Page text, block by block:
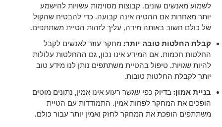
לשמוע מאנשים שונים. קבוצות מסוימות עשויות להישמע
יותר מאחרות אם ההטיה אינה קבועה. כדי להבטיח שהקול
של כולם חשוב באותה מידה, עליך לזהות הטיית משתתפים.
קבלת החלטות טובה יותר: מחקר עוזר לאנשים לקבל
החלטות חכמות. אם המידע אינו נכון, גם ההחלטות עלולות
להיות שגויות. טיפול בהטיית משתתפים נותן לנו מידע טוב
יותר לקבלת החלטות טובות.
בניית אמון: בדיוק כפי שגשר רעוע אינו אמין, נתונים מוטים
הופכים את המחקר לפחות אמין. התמודדות עם הטיית
משתתפים הופכת את המחקר לחזק ואמין יותר עבור כולם.